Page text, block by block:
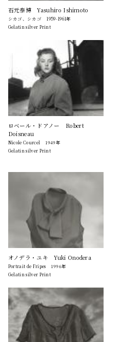
石元泰博 Yasuhiro Ishimoto
シカゴ、シカゴ 1959-1961年
Gelatin silver Print
ロベール・ドアノー Robert
Doisneau
Nicole Courcel 1949年
Gelatin silver Print
オノデラ・ユキ Yuki Onodera
Portrait de Fripes 1996年
Gelatin silver Print